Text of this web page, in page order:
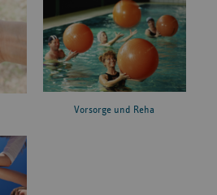
Vorsorge und Reha